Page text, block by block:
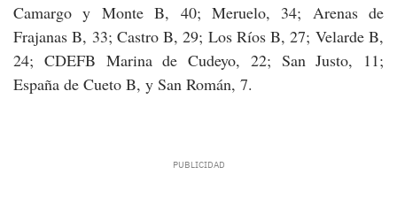
Camargo y Monte B, 40; Meruelo, 34; Arenas de
Frajanas B, 33; Castro B, 29; Los Ríos B, 27; Velarde B,
24; CDEFB Marina de Cudeyo, 22; San Justo, 11;
España de Cueto B, y San Román, 7.